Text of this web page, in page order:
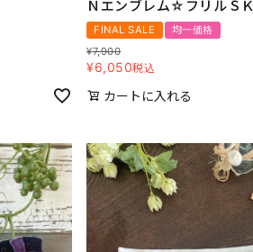
Ｎエンブレム☆フリルＳＫ
FINAL SALE
均一価格
¥7,900
¥6,050税込
カートに入れる